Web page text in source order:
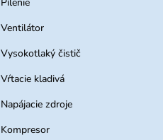
Ventilátor
Vysokotlaký čistič
Vŕtacie kladivá
Napájacie zdroje
Kompresor